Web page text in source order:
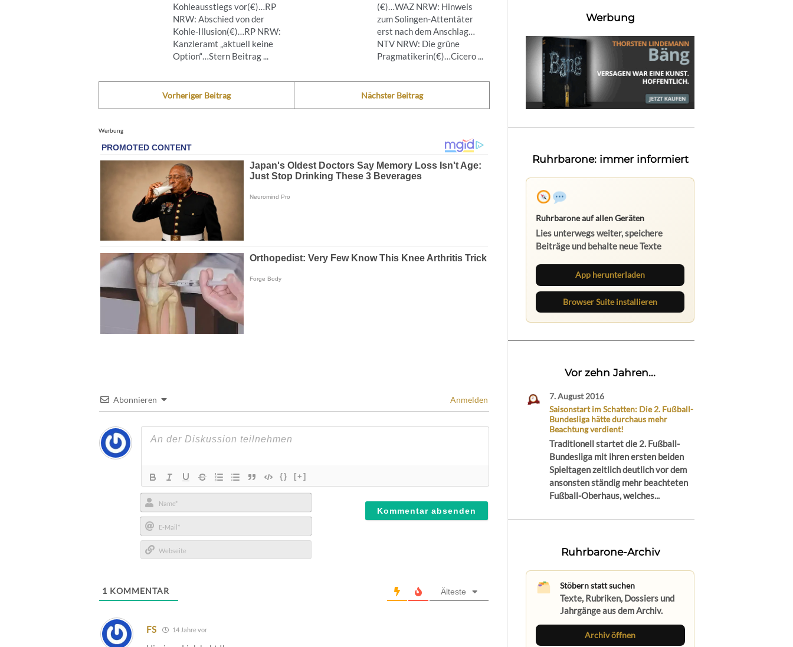
Kohleausstiegs vor(€)…RP
NRW: Abschied von der
Kohle-Illusion(€)…RP NRW:
Kanzleramt „aktuell keine
Option“…Stern Beitrag ...
(€)…WAZ NRW: Hinweis
zum Solingen-Attentäter
erst nach dem Anschlag…
NTV NRW: Die grüne
Pragmatikerin(€)…Cicero ...
Vorheriger Beitrag Nächster Beitrag
Werbung
Abonnieren Anmelden
{} [+]
Name*
E-
Mail*
1 KOMMENTAR Älteste
FS 14 Jahre vor
Werbung
Ruhrbarone: immer informiert
Ruhrbarone auf allen Geräten
Lies unterwegs weiter, speichere
Beiträge und behalte neue Texte
App herunterladen
Browser Suite installieren
Vor zehn Jahren...
7. August 2016
Saisonstart im Schatten: Die 2. Fußball-
Bundesliga hätte durchaus mehr
Beachtung verdient!
Traditionell startet die 2. Fußball-
Bundesliga mit ihren ersten beiden
Spieltagen zeitlich deutlich vor dem
ansonsten ständig mehr beachteten
Fußball-Oberhaus, welches...
Ruhrbarone-Archiv
Stöbern statt suchen
Texte, Rubriken, Dossiers und
Jahrgänge aus dem Archiv.
Archiv öffnen